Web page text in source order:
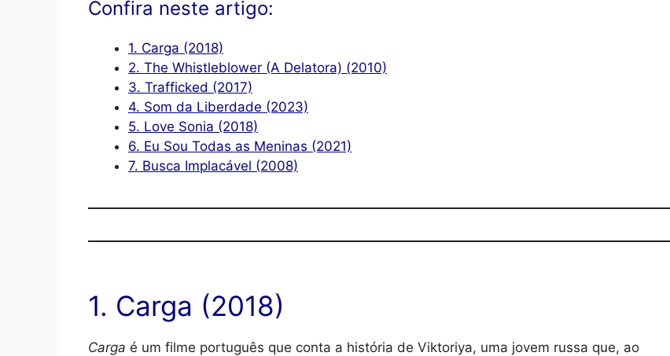
Confira neste artigo:
1. Carga (2018)
2. The Whistleblower (A Delatora) (2010)
3. Trafficked (2017)
4. Som da Liberdade (2023)
5. Love Sonia (2018)
6. Eu Sou Todas as Meninas (2021)
7. Busca Implacável (2008)
1. Carga (2018)
Carga é um filme português que conta a história de Viktoriya, uma jovem russa que, ao